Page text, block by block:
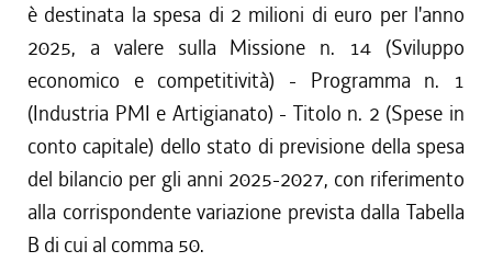
è destinata la spesa di 2 milioni di euro per l'anno
2025, a valere sulla Missione n. 14 (Sviluppo
economico e competitività) - Programma n. 1
(Industria PMI e Artigianato) - Titolo n. 2 (Spese in
conto capitale) dello stato di previsione della spesa
del bilancio per gli anni 2025-2027, con riferimento
alla corrispondente variazione prevista dalla Tabella
B di cui al comma 50.